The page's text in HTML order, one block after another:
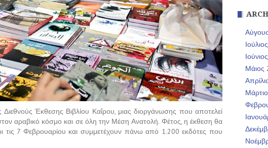
Έκθεσης Βιβλίου Καΐρου, μιας διοργάνωσης που αποτελεί
αραβικό κόσμο και σε όλη την Μέση Ανατολή. Φέτος, η έκθεση θα
τις 7 Φεβρουαρίου και συμμετέχουν πάνω από 1.200 εκδότες που
Μάιος